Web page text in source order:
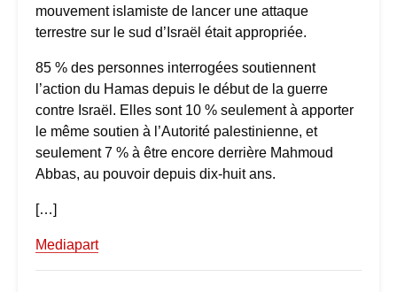
mouvement islamiste de lancer une attaque
terrestre sur le sud d’Israël était appropriée.
85 % des personnes interrogées soutiennent
l’action du Hamas depuis le début de la guerre
contre Israël. Elles sont 10 % seulement à apporter
le même soutien à l’Autorité palestinienne, et
seulement 7 % à être encore derrière Mahmoud
Abbas, au pouvoir depuis dix-huit ans.
[…]
Mediapart